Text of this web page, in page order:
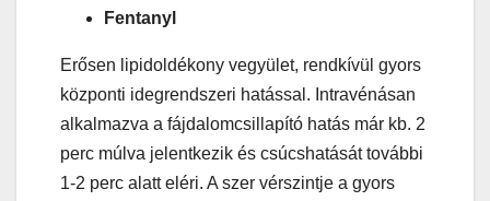
Fentanyl
Erősen lipidoldékony vegyület, rendkívül gyors
központi idegrendszeri hatással. Intravénásan
alkalmazva a fájdalomcsillapító hatás már kb. 2
perc múlva jelentkezik és csúcshatását további
1-2 perc alatt eléri. A szer vérszintje a gyors